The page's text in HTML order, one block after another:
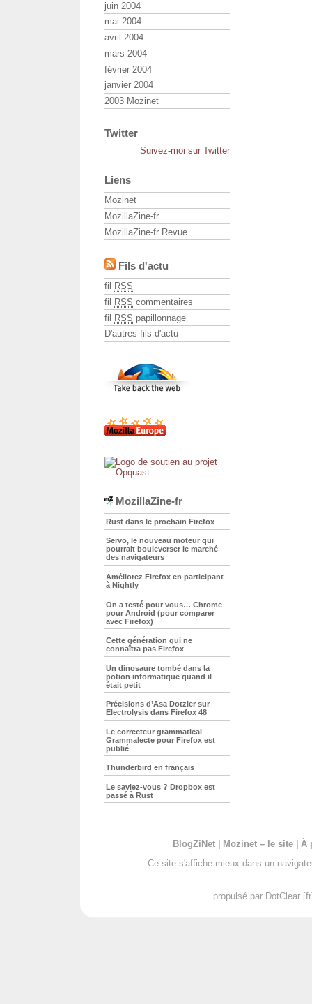
juin 2004
mai 2004
avril 2004
mars 2004
février 2004
janvier 2004
2003 Mozinet
Twitter
Suivez-moi sur Twitter
Liens
Mozinet
MozillaZine-fr
MozillaZine-fr Revue
Fils d'actu
fil
RSS
fil
RSS commentaires
fil RSS papillonnage
D'autres fils d'actu
MozillaZine-fr
Rust dans le prochain Firefox
Servo, le nouveau moteur qui
pourrait bouleverser le marché
des navigateurs
Améliorez Firefox en participant
à Nightly
On a testé pour vous… Chrome
pour Android (pour comparer
avec Firefox)
Cette génération qui ne
connaîtra pas Firefox
Un dinosaure tombé dans la
potion informatique quand il
était petit
Précisions d’Asa Dotzler sur
Electrolysis dans Firefox 48
Le correcteur grammatical
Grammalecte pour Firefox est
publié
Thunderbird en français
Le saviez-vous ? Dropbox est
passé à Rust
BlogZiNet Mozinet – le site
À
Ce site s'affiche mieux dans un
propulsé par DotClear